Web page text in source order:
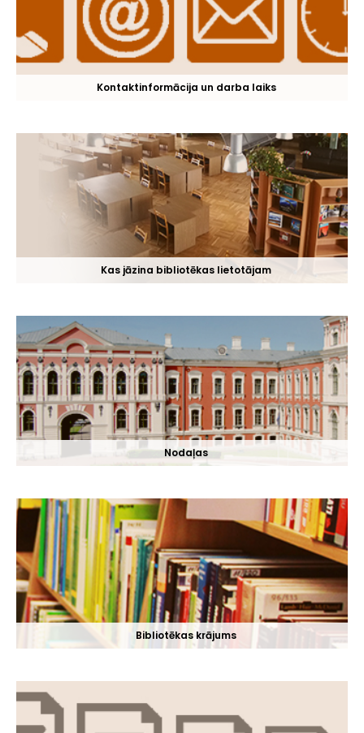
Kontaktinformācija un darba laiks
Kas jāzina bibliotēkas lietotājam
Nodaļas
Bibliotēkas krājums